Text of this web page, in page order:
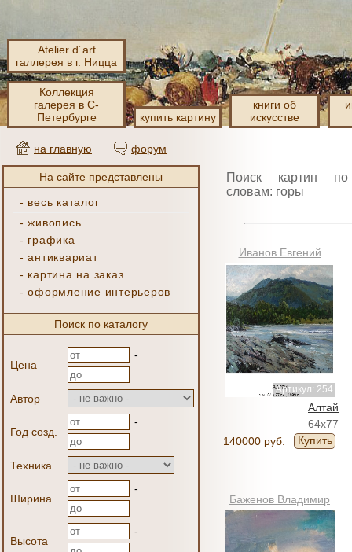
Atelier d´art
галлерея в г. Ницца
Коллекция
галерея в С-
Петербурге
купить картину
книги об
искусстве
на главную форум
На сайте представлены
- весь каталог
-живопись
- графика
-антиквариат
- картина на заказ
-оформление интерьеров
Поиск по каталогу
Цена
-
Автор
Год созд.
-
Техника
Ширина
-
Высота
-
Поиск картин
словам: горы
Иванов Евгений
Артикул: 254
Алтай
64x77
140000 руб.
Купить
Баженов Владимир